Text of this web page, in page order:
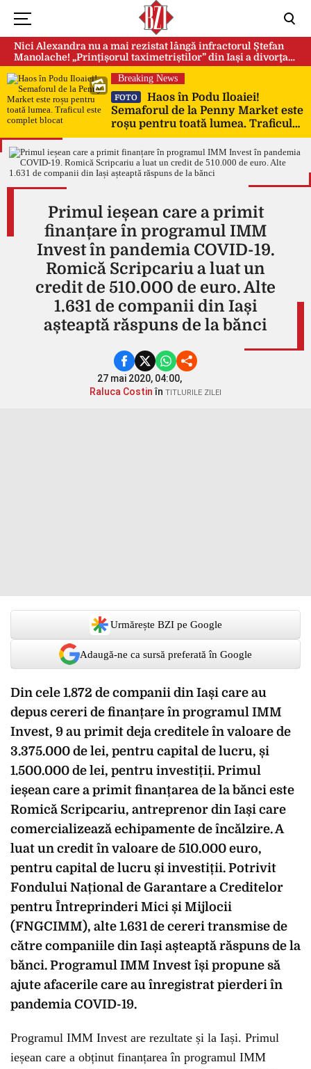
Nici Alexandra nu a mai rezistat lângă infractorul Ștefan
Manolache! „Prințișorul taximetriștilor” din Iași a divorţat
după doi ani de căsnicie
Breaking News
FOTO
Haos în Podu Iloaiei!
Semaforul de la Penny Market este
roșu pentru toată lumea. Traficul
este complet blocat
Primul ieșean care a primit
finanțare în programul IMM
Invest în pandemia COVID-19.
Romică Scripcariu a luat un
credit de 510.000 de euro. Alte
1.631 de companii din Iași
așteaptă răspuns de la bănci
27 mai 2020, 04:00,
Raluca Costinîn TITLURILE ZILEI
Urmărește BZI pe Google
Adaugă-ne ca sursă preferată în Google
Din cele 1.872 de companii din Iași care au
depus cereri de finanțare în programul IMM
Invest, 9 au primit deja creditele în valoare de
3.375.000 de lei, pentru capital de lucru, și
1.500.000 de lei, pentru investiții. Primul
ieșean care a primit finanțarea de la bănci este
Romică Scripcariu, antreprenor din Iași care
comercializează echipamente de încălzire. A
luat un credit în valoare de 510.000 euro,
pentru capital de lucru și investiții. Potrivit
Fondului Național de Garantare a Creditelor
pentru Întreprinderi Mici și Mijlocii
(FNGCIMM), alte 1.631 de cereri transmise de
către companiile din Iași așteaptă răspuns de la
bănci. Programul IMM Invest își propune să
ajute afacerile care au înregistrat pierderi în
pandemia COVID-19.
Programul IMM Invest are rezultate și la Iași. Primul
ieșean care a obținut finanțarea în programul IMM